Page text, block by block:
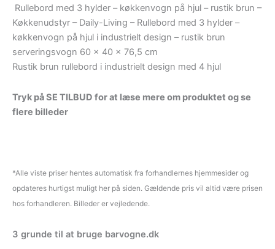
Rullebord med 3 hylder – køkkenvogn på hjul – rustik brun –
Køkkenudstyr – Daily-Living – Rullebord med 3 hylder –
køkkenvogn på hjul i industrielt design – rustik brun
serveringsvogn 60 x 40 x 76,5 cm
Rustik brun rullebord i industrielt design med 4 hjul
Tryk på SE TILBUD for at læse mere om produktet og se
flere billeder
*Alle viste priser hentes automatisk fra forhandlernes hjemmesider og
opdateres hurtigst muligt her på siden. Gældende pris vil altid være prisen
hos forhandleren. Billeder er vejledende.
3 grunde til at bruge barvogne.dk